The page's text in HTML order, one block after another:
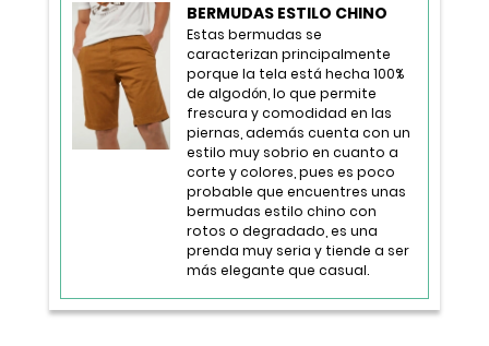
BERMUDAS ESTILO CHINO
Estas bermudas se
caracterizan principalmente
porque la tela está hecha 100%
de algodón, lo que permite
frescura y comodidad en las
piernas, además cuenta con un
estilo muy sobrio en cuanto a
corte y colores, pues es poco
probable que encuentres unas
bermudas estilo chino con
rotos o degradado, es una
prenda muy seria y tiende a ser
más elegante que casual.